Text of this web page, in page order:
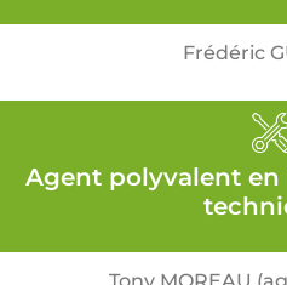
Frédéric
Agent polyvalent
Tony MOREAU